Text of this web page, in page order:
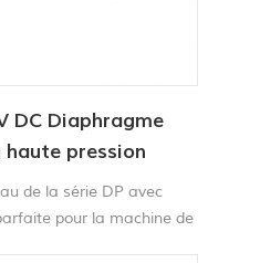
DC Diaphragme
haute pression
de la série DP avec
pour la machine de